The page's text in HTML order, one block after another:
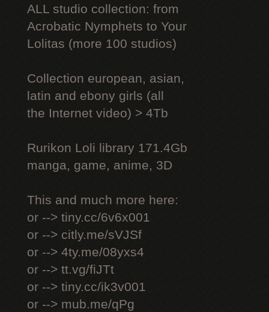
ALL studio collection: from
Acrobatic Nymрhеts to Your
Lоlitаs (more 100 studios)
Collection european, asian,
latin and ebony girls (all
the Internet video) > 4Tb
Rurikon Lоli library 171.4Gb
manga, game, anime, 3D
This and much more here:
or --> tiny.cc/6v6x001
or --> citly.me/sVJSf
or --> 4ty.me/08yxs4
or --> tt.vg/fiJTt
or --> tiny.cc/ik3v001
or --> mub.me/qPg